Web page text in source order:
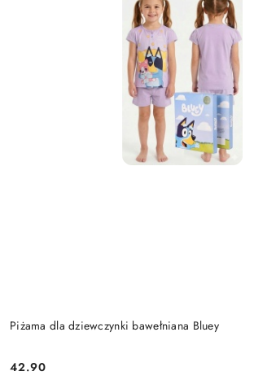
Piżama dla dziewczynki bawełniana Bluey
Cena:
42.90